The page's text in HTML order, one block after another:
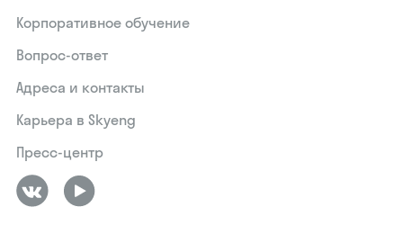
Корпоративное обучение
Вопрос-ответ
Адреса и контакты
Карьера в Skyeng
Пресс-центр